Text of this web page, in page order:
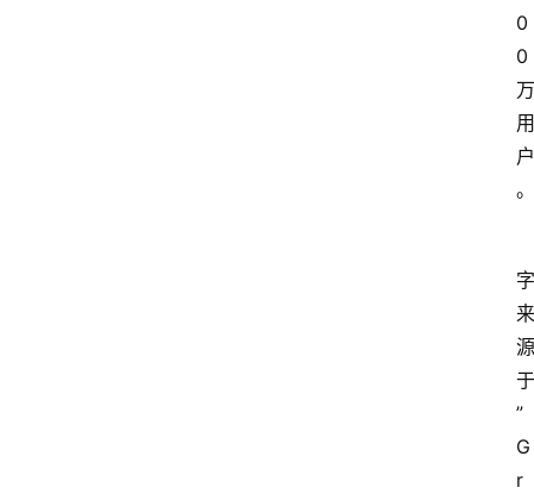
0
0
万
用
户
。
字
来
源
于
”
G
r